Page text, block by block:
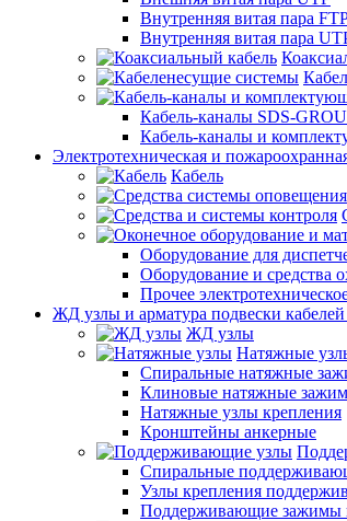
Внутренняя витая пара
Внутренняя витая пара
Кабель-каналы SDS-
Кабель-каналы и
Электротехническая и
Кабель
Оборудование для
Оборудование и средства
Прочее
ЖД узлы и арматура подвески кабелей
ЖД узлы
Натяжные
Спиральные натяжные
Клиновые натяжные
Натяжные узлы крепления
Кронштейны анкерные
Спиральные
Узлы крепления
Поддерживающие зажимы